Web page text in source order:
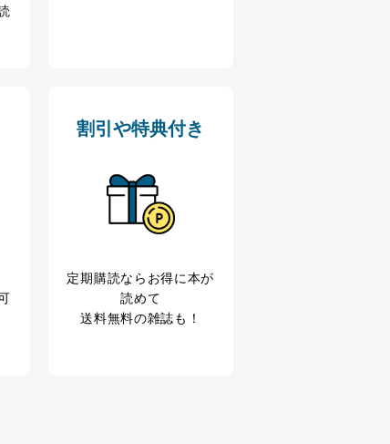
・利用・提供・管理
割引や特典付き
定期購読なら お得に本が
読めて
送料無料の雑誌も！